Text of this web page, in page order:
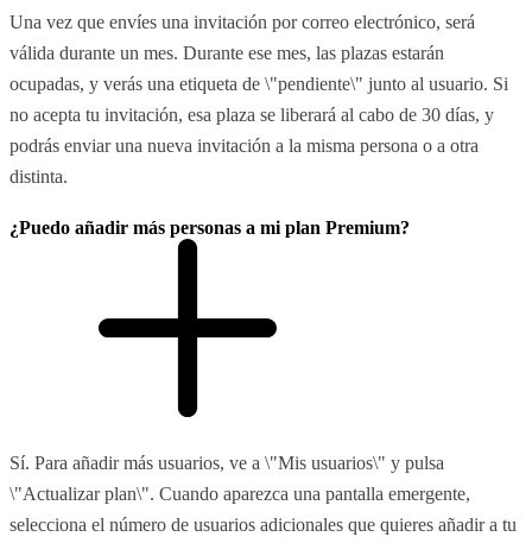
Una vez que envíes una invitación por correo electrónico, será
válida durante un mes. Durante ese mes, las plazas estarán
ocupadas, y verás una etiqueta de \"pendiente\" junto al usuario. Si
no acepta tu invitación, esa plaza se liberará al cabo de 30 días, y
podrás enviar una nueva invitación a la misma persona o a otra
distinta.
¿Puedo añadir más personas a mi plan Premium?
Sí. Para añadir más usuarios, ve a \"Mis usuarios\" y pulsa
\"Actualizar plan\". Cuando aparezca una pantalla emergente,
selecciona el número de usuarios adicionales que quieres añadir a tu